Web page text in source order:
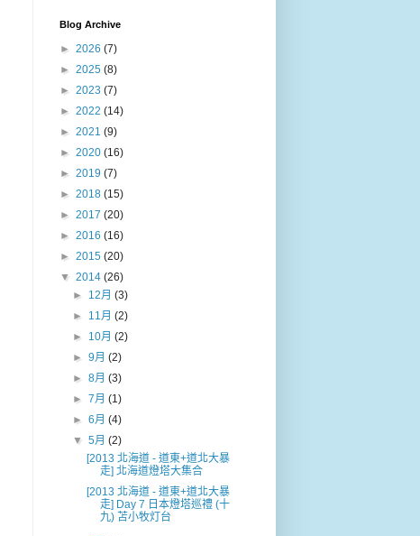
Blog Archive
► 2026 (7)
► 2025 (8)
► 2023 (7)
► 2022 (14)
► 2021 (9)
► 2020 (16)
► 2019 (7)
► 2018 (15)
► 2017 (20)
► 2016 (16)
► 2015 (20)
▼ 2014 (26)
► 12月(3)
► 11月(2)
► 10月(2)
►9月(2)
►8月(3)
►7月(1)
►6月(4)
▼5月(2)
[2013 北海道 - 道東+道北大暴
走] 北海道燈塔大集合
[2013 北海道 - 道東+道北大暴
走] Day 7 日本燈塔巡禮 (十
九) 苫小牧灯台